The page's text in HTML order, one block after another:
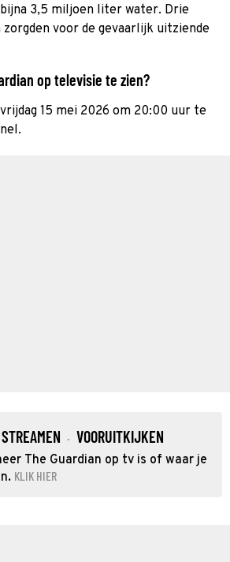
3,5 miljoen liter water. Drie
voor de gevaarlijk uitziende
op televisie te zien?
15 mei 2026 om 20:00 uur te
STREAMEN · VOORUITKIJKEN
The Guardian op tv is of waar je
KLIK HIER